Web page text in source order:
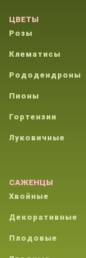
ЦВЕТЫ
Розы
Клематисы
Рододендроны
Пионы
Гортензии
Луковичные
САЖЕНЦЫ
Хвойные
Декоративные
Плодовые